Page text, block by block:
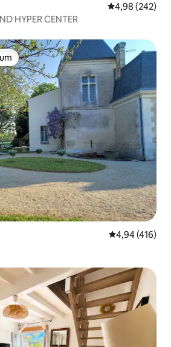
4,98 af 5 í
4,98 (242)
T2 BÍLASTÆÐI VERÖND HYPER CENTER
4,94 af 5 í
4,94 (416)